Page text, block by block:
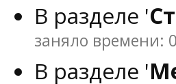
В разделе '
заняло времени:
В разделе '